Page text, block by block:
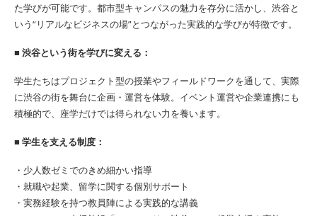
た学びが可能です。都市型キャンパスの魅力を存分に活かし、渋谷と
いう“リアルなビジネスの場”とつながった実践的な学びが特徴です。
■ 渋谷という街を学びに変える：
学生たちはプロジェクト型の授業やフィールドワークを通して、実際
に渋谷の街を舞台に企画・運営を体験。イベント運営や企業連携にも
積極的で、座学だけでは得られない力を養います。
■ 学生を支える制度：
・少人数ゼミでのきめ細かい指導
・就職や起業、留学に関する個別サポート
・実務経験を持つ教員陣による実践的な講義